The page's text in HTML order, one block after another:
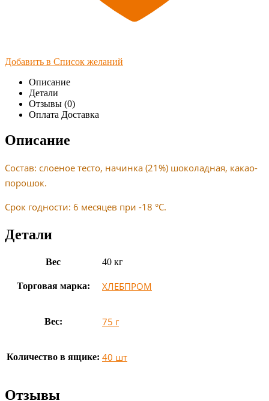
Добавить в Список желаний
Описание
Детали
Отзывы (0)
Оплата Доставка
Описание
Состав: слоеное тесто, начинка (21%) шоколадная, какао-
порошок.
Срок годности: 6 месяцев при -18 °C.
Детали
Вес 40 кг
Торговая марка: ХЛЕБПРОМ
Вес: 75 г
Количество в ящике: 40 шт
Отзывы